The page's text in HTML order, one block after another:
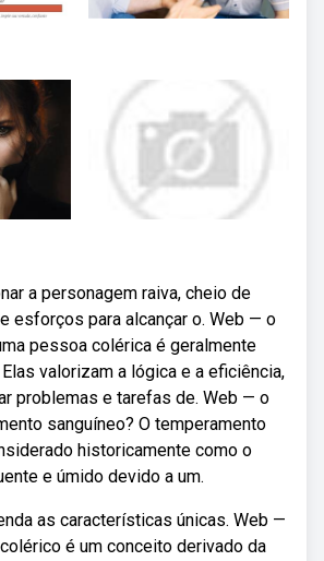
a personagem raiva, cheio de
esforços para alcançar o. Web — o
pessoa colérica é geralmente
valorizam a lógica e a eficiência,
problemas e tarefas de. Web — o
sanguíneo? O temperamento
historicamente como o
e úmido devido a um.
as características únicas. Web —
é um conceito derivado da